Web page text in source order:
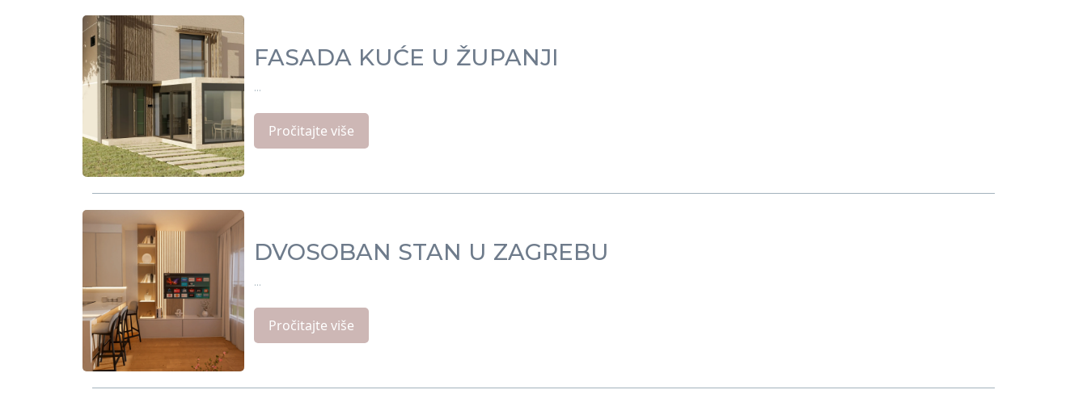
FASADA KUĆE U ŽUPANJI
...
Pročitajte više
DVOSOBAN STAN U ZAGREBU
...
Pročitajte više